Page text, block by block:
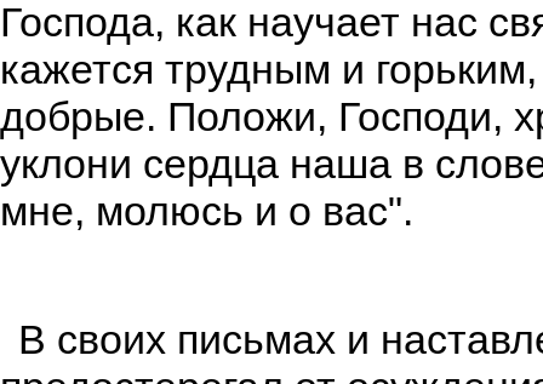
Господа, как научает нас
кажется трудным и
добрые. Положи, Господи,
уклони сердца наша в
мне, молюсь и о вас".
В своих письмах и